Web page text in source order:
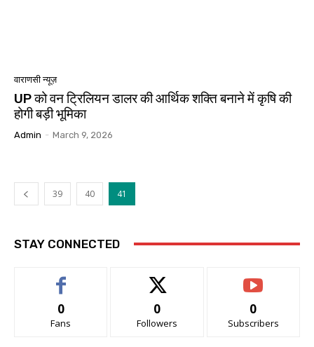
वाराणसी न्यूज़
UP को वन ट्रिलियन डालर की आर्थिक शक्ति बनाने में कृषि की
होगी बड़ी भूमिका
Admin - March 9, 2026
39 40 41
STAY CONNECTED
0
Fans
0
Followers
0
Subscribers